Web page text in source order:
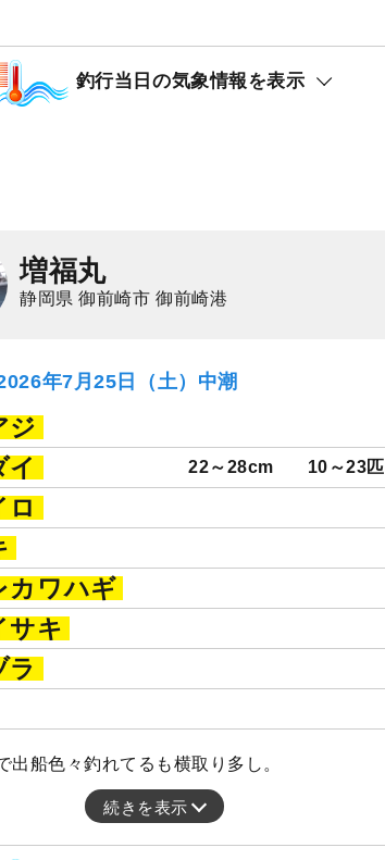
釣行当日の気象情報を表示
増福丸
静岡県 御前崎市 御前崎港
年7月25日（土）中潮
ジ
イ
22～28cm 10～23匹
ロ
カワハギ
サキ
ラ
出船色々釣れてるも横取り多し。
続きを表示